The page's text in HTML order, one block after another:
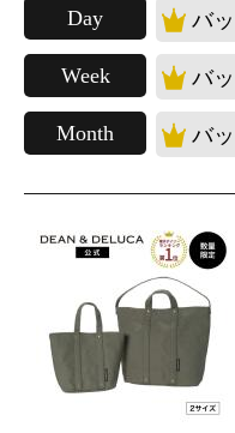
Day バ
Week バ
Month バ